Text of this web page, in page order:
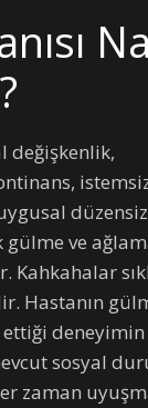
değişkenlik,
gülme ve
Kahkahalar
Hastanın
sosyal
zaman